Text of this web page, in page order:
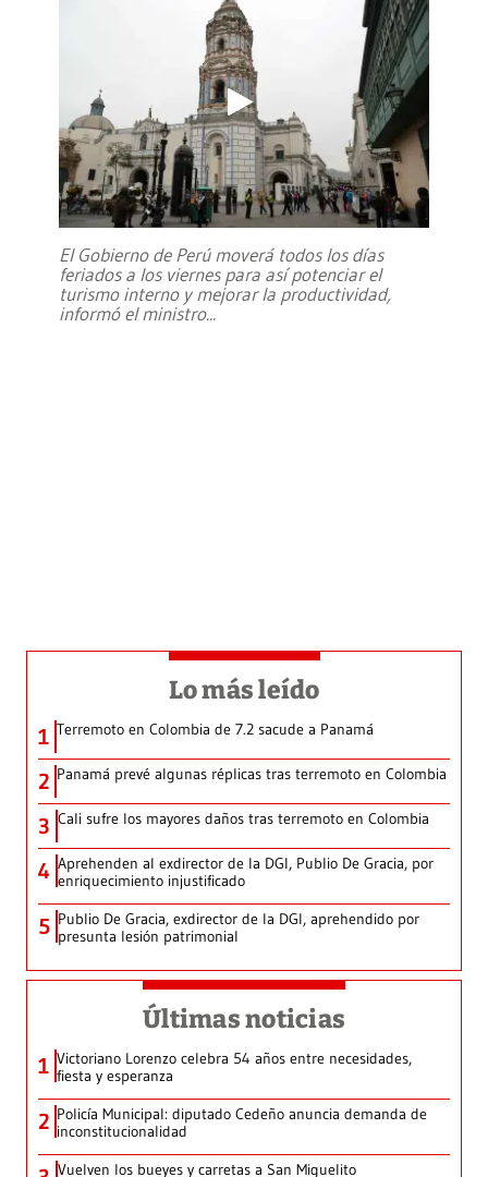
El Gobierno de Perú moverá todos los días
feriados a los viernes para así potenciar el
turismo interno y mejorar la productividad,
informó el ministro...
Lo más leído
1 Terremoto en Colombia de 7.2 sacude a Panamá
2 Panamá prevé algunas réplicas tras terremoto en Colombia
3 Cali sufre los mayores daños tras terremoto en Colombia
4 Aprehenden al exdirector de la DGI, Publio De Gracia, por
enriquecimiento injustificado
5 Publio De Gracia, exdirector de la DGI, aprehendido por
presunta lesión patrimonial
Últimas noticias
1 Victoriano Lorenzo celebra 54 años entre necesidades,
fiesta y esperanza
2 Policía Municipal: diputado Cedeño anuncia demanda de
inconstitucionalidad
Vuelven los bueyes y carretas a San Miguelito